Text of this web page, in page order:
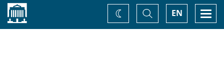
Accueil EN
Basculer
la
recherche
Changez
de